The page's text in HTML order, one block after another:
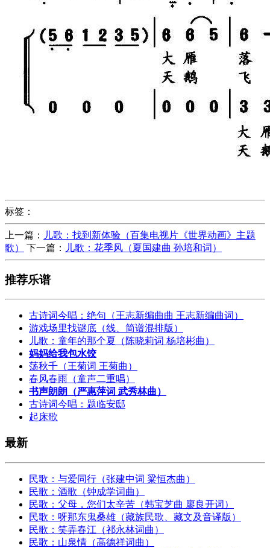
标签：
上一篇：
儿歌：找到新体验（百集电视片《世界动画》主题
歌）
下一篇： 儿歌：花季风（夏国建曲 孙培和词）
推荐乐谱
古诗词今唱：绝句（王志新编曲曲 王志新编曲词）
游戏场里找谜底（线、简谱混排版）
儿歌：童年的那个夏（陈晓莉词 杨培彬曲）
妈妈给我包水饺
荡秋千（王菊词 王菊曲）
春风春雨（童声二重唱）
书声朗朗（严惠萍词 武秀林曲）
古诗词今唱：题临安邸
起床歌
最新
民歌：与爱同行（张建中词 粱恒杰曲）
民歌：酒歌（钟成学词曲）
民歌：父母，您们太辛苦（韩宝芝曲 廖良开词）
民歌：呀那东鬼桑雄（藏族民歌、藏文及音译版）
民歌：笑弄春江（祁永林词曲）
民歌：山泉情（高德祥词曲）